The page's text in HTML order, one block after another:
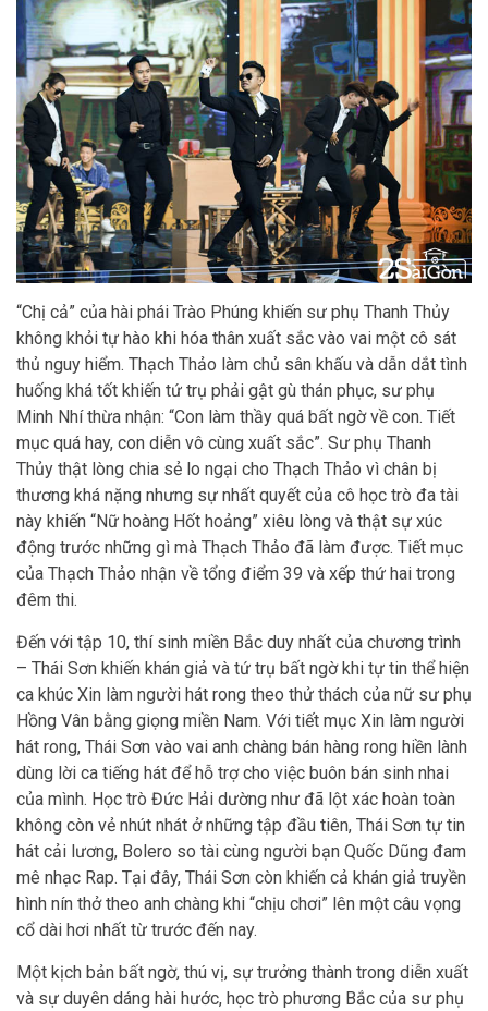
“Chị cả” của hài phái Trào Phúng khiến sư phụ Thanh Thủy
không khỏi tự hào khi hóa thân xuất sắc vào vai một cô sát
thủ nguy hiểm. Thạch Thảo làm chủ sân khấu và dẫn dắt tình
huống khá tốt khiến tứ trụ phải gật gù thán phục, sư phụ
Minh Nhí thừa nhận: “Con làm thầy quá bất ngờ về con. Tiết
mục quá hay, con diễn vô cùng xuất sắc”. Sư phụ Thanh
Thủy thật lòng chia sẻ lo ngại cho Thạch Thảo vì chân bị
thương khá nặng nhưng sự nhất quyết của cô học trò đa tài
này khiến “Nữ hoàng Hốt hoảng” xiêu lòng và thật sự xúc
động trước những gì mà Thạch Thảo đã làm được. Tiết mục
của Thạch Thảo nhận về tổng điểm 39 và xếp thứ hai trong
đêm thi.
Đến với tập 10, thí sinh miền Bắc duy nhất của chương trình
– Thái Sơn khiến khán giả và tứ trụ bất ngờ khi tự tin thể hiện
ca khúc Xin làm người hát rong theo thử thách của nữ sư phụ
Hồng Vân bằng giọng miền Nam. Với tiết mục Xin làm người
hát rong, Thái Sơn vào vai anh chàng bán hàng rong hiền lành
dùng lời ca tiếng hát để hỗ trợ cho việc buôn bán sinh nhai
của mình. Học trò Đức Hải dường như đã lột xác hoàn toàn
không còn vẻ nhút nhát ở những tập đầu tiên, Thái Sơn tự tin
hát cải lương, Bolero so tài cùng người bạn Quốc Dũng đam
mê nhạc Rap. Tại đây, Thái Sơn còn khiến cả khán giả truyền
hình nín thở theo anh chàng khi “chịu chơi” lên một câu vọng
cổ dài hơi nhất từ trước đến nay.
Một kịch bản bất ngờ, thú vị, sự trưởng thành trong diễn xuất
và sự duyên dáng hài hước, học trò phương Bắc của sư phụ